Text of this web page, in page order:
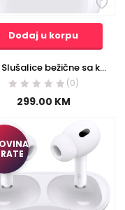
Dodaj u korpu
Apple Slušalice bežične sa kutijicom za punjenje, Bluetooth – Airpods 3 2022
(0)
299.00 KM